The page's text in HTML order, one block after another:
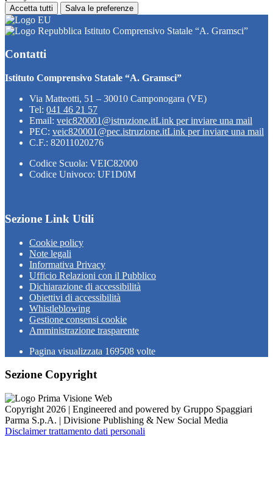
Accetta tutti Salva le preferenze
Istituto Comprensivo Statale “A. Gramsci”
Contatti
Istituto Comprensivo Statale “A. Gramsci”
Via Matteotti, 51 – 30010 Camponogara (VE)
Tel: 041 46 21 57
Email: veic820001@istruzione.itLink per inviare una mail
PEC: veic820001@pec.istruzione.itLink per inviare una mail
C.F.: 82011020276
Codice Scuola: VEIC82000
Codice Univoco: UF1D0M
Sezione Link Utili
Cookie policy
Note legali
Informativa Privacy
Ufficio Relazioni con il Pubblico
Dichiarazione di accessibilità
Obiettivi di accessibilità
Whistleblowing
Gestione consensi cookie
Amministrazione trasparente
Pagina visualizzata 169508 volte
Sezione Copyright
Copyright 2026 | Engineered and powered by Gruppo Spaggiari
Parma S.p.A. | Divisione Publishing & New Social Media
Disclaimer trattamento dati personali